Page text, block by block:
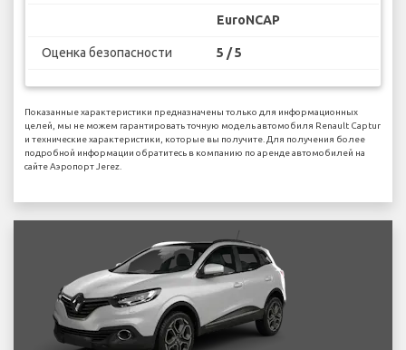
EuroNCAP
Оценка безопасности 5 / 5
Показанные характеристики предназначены только для информационных
целей, мы не можем гарантировать точную модель автомобиля Renault Captur
и технические характеристики, которые вы получите. Для получения более
подробной информации обратитесь в компанию по аренде автомобилей на
сайте Аэропорт Jerez.